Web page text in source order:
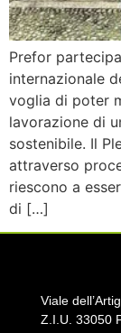
Prefor
internazionale
voglia di poter
lavorazione di
sostenibile. Il
attraverso
riescono a
di […]
Viale
Z.I.U. 33050